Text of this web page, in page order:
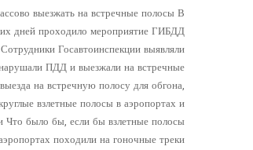
выезжать на встречные полосы В
дней проходило мероприятие ГИБДД
Госавтоинспекции выявляли
ПДД и выезжали на встречные
на встречную полосу для обгона,
взлетные полосы в аэропортах и
Что было бы, если бы взлетные полосы
походили на гоночные треки?